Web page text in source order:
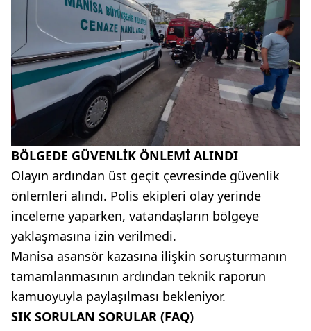
BÖLGEDE GÜVENLİK ÖNLEMİ ALINDI
Olayın ardından üst geçit çevresinde güvenlik
önlemleri alındı. Polis ekipleri olay yerinde
inceleme yaparken, vatandaşların bölgeye
yaklaşmasına izin verilmedi.
Manisa asansör kazasına ilişkin soruşturmanın
tamamlanmasının ardından teknik raporun
kamuoyuyla paylaşılması bekleniyor.
SIK SORULAN SORULAR (FAQ)